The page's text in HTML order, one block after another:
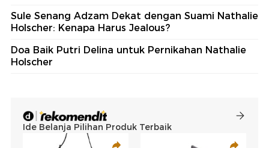
Sule Senang Adzam Dekat dengan Suami Nathalie
Holscher: Kenapa Harus Jealous?
Doa Baik Putri Delina untuk Pernikahan Nathalie
Holscher